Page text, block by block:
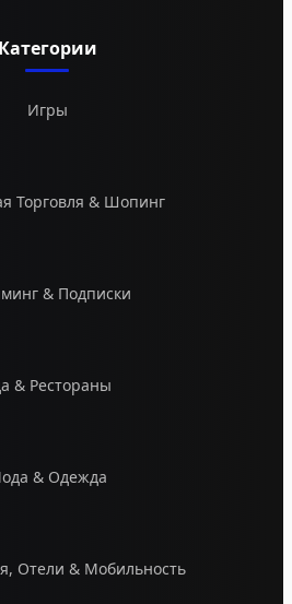
Категории
Игры
Торговля & Шопинг
& Подписки
& Рестораны
& Одежда
Отели & Мобильность